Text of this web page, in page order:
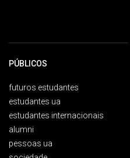
PÚBLICOS
futuros estudantes
estudantes ua
estudantes internacionais
alumni
pessoas ua